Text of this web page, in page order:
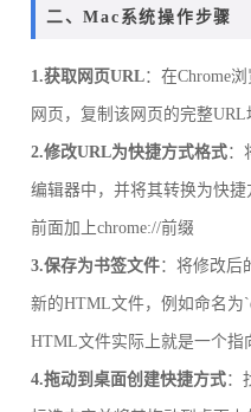
二、Mac系统操作步骤
1.获取网页URL：在Chrome
网页，复制该网页的完整URL
2.修改URL为快捷方式格式：
编辑器中，并将其转换为快
前面加上chrome://前缀
3.保存为书签文件：将修改后
新的HTML文件，例如命名为
HTML文件实际上就是一个指
4.拖动到桌面创建快捷方式：